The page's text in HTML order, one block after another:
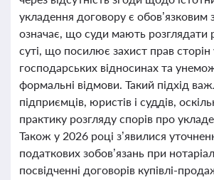
укладення договору є обов’язковим
означає, що суди мають розглядати
суті, що посилює захист прав сторін
господарських відносинах та
формальні відмови. Такий підхід
підприємців, юристів і суддів,
практику розгляду спорів про
Також у 2026 році з’явилися
податкових зобов’язань при
посвідченні договорів купівлі-